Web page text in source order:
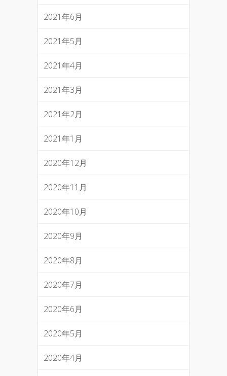
2021年6月
2021年5月
2021年4月
2021年3月
2021年2月
2021年1月
2020年12月
2020年11月
2020年10月
2020年9月
2020年8月
2020年7月
2020年6月
2020年5月
2020年4月